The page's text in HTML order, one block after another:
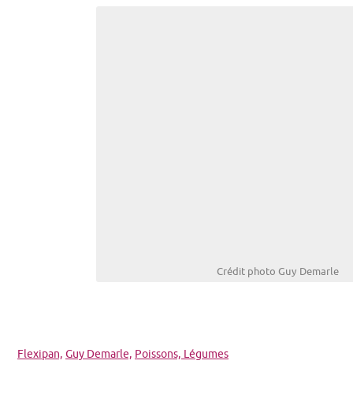
Crédit photo Guy Demarle
Flexipan, Guy Demarle, Poissons, Légumes